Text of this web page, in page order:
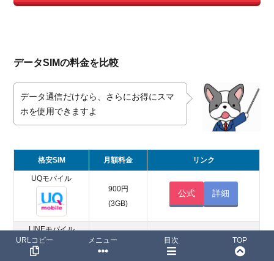
データSIMの料金を比較
データ通信だけなら、さらにお得にスマ
ホを使用できますよ
格安SIM 月額料金 リンク
UQモバイル
900円
(3GB)
公式 詳細
LINEモバイル
600円
(500MB)
URLコピー メニュー 目次 TOP